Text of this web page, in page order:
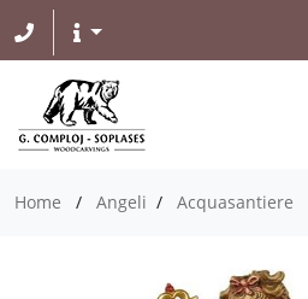
Home / Angeli / Acquasantiere